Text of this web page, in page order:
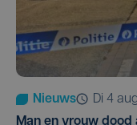
Nieuws
di 4
Man en vrouw